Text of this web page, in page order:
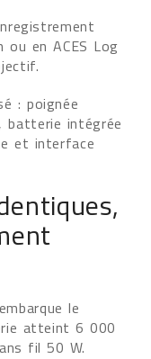
ou en ACES Log
: poignée
batterie intégrée
et interface
le
atteint 6 000
fil 50 W.